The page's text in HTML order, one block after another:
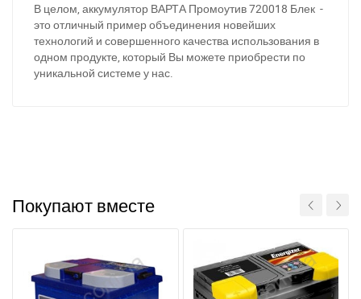
В целом, аккумулятор ВАРТА Промоутив 720018 Блек -
это отличный пример объединения новейших
технологий и совершенного качества использования в
одном продукте, который Вы можете приобрести по
уникальной системе у нас.
Покупают вместе
Написати в Viber Написати в Telegram